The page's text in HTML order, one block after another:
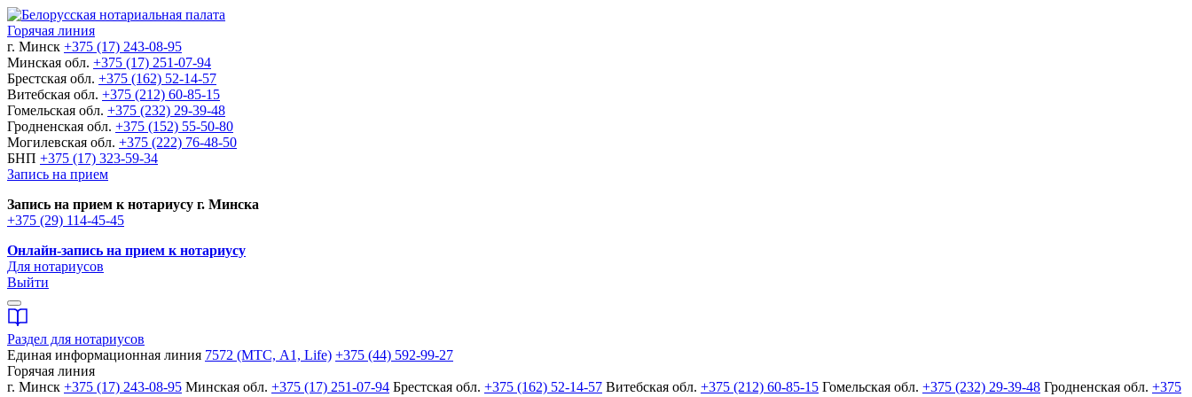
Горячая линия
г. Минск +375 (17) 243-08-95
Минская обл. +375 (17) 251-07-94
Брестская обл. +375 (162) 52-14-57
Витебская обл. +375 (212) 60-85-15
Гомельская обл. +375 (232) 29-39-48
Гродненская обл. +375 (152) 55-50-80
Могилевская обл. +375 (222) 76-48-50
БНП +375 (17) 323-59-34
Запись на прием
Запись на прием к нотариусу г. Минска
+375 (29) 114-45-45
Онлайн-запись на прием к нотариусу
Для нотариусов
Выйти
Раздел для нотариусов
Единая информационная линия 7572 (МТС, A1, Life) +375 (44) 592-99-27
Горячая линия
г. Минск +375 (17) 243-08-95 Минская обл. +375 (17) 251-07-94 Брестская обл. +375 (162) 52-14-57 Витебская обл. +375 (212) 60-85-15 Гомельская обл. +375 (232) 29-39-48 Гродненская обл. +375